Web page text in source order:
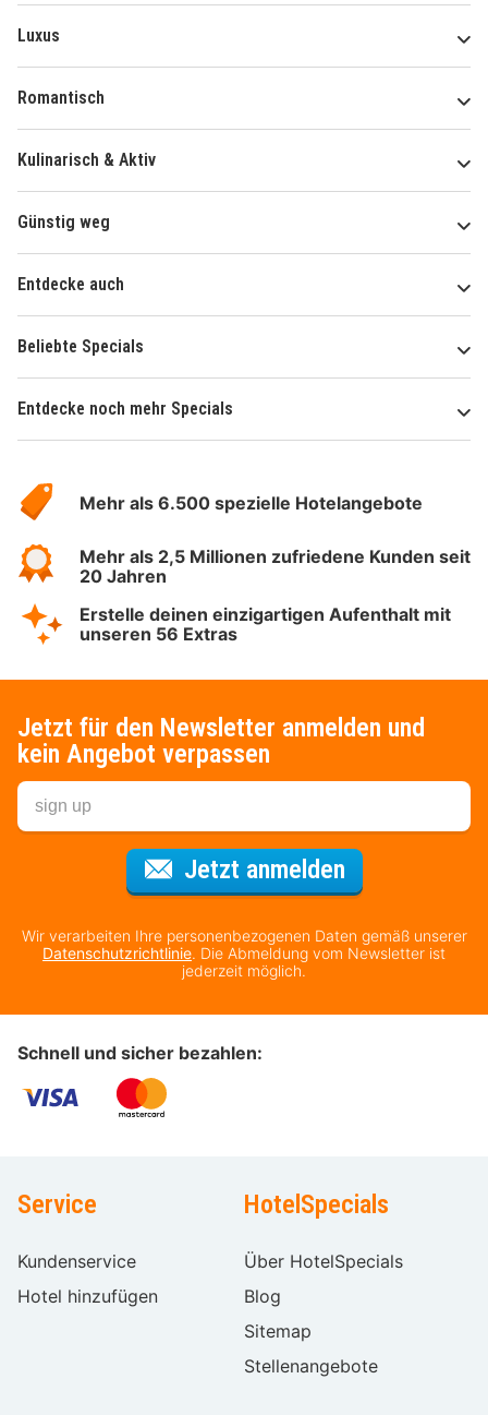
Luxus
Romantisch
Kulinarisch & Aktiv
Günstig weg
Entdecke auch
Beliebte Specials
Entdecke noch mehr Specials
Hotelspecials
Mehr als 6.500 spezielle Hotelangebote
Mehr als 2,5 Millionen zufriedene Kunden seit
20 Jahren
Erstelle deinen einzigartigen Aufenthalt mit
unseren 56 Extras
Jetzt für den Newsletter anmelden und
kein Angebot verpassen
Jetzt anmeldenFür den
Wir verarbeiten Ihre personenbezogenen Daten gemäß unserer
Datenschutzrichtlinie. Die Abmeldung vom Newsletter ist
jederzeit möglich.
Schnell und sicher bezahlen:
Service
Kundenservice
Hotel hinzufügen
HotelSpecials
Über HotelSpecials
Blog
Sitemap
Stellenangebote